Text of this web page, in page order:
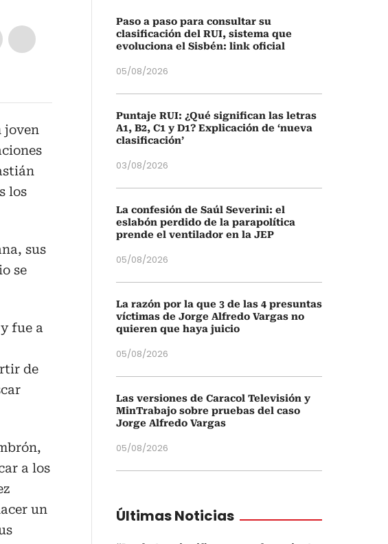
joven
los
sus
se
fue a
de
a los
un
Paso a paso para consultar su
clasificación del RUI, sistema que
evoluciona el Sisbén: link oficial
05/08/2026
Puntaje RUI: ¿Qué significan las letras
A1, B2, C1 y D1? Explicación de ‘nueva
clasificación’
03/08/2026
La confesión de Saúl Severini: el
eslabón perdido de la parapolítica
prende el ventilador en la JEP
05/08/2026
La razón por la que 3 de las 4 presuntas
víctimas de Jorge Alfredo Vargas no
quieren que haya juicio
05/08/2026
Las versiones de Caracol Televisión y
MinTrabajo sobre pruebas del caso
Jorge Alfredo Vargas
05/08/2026
Últimas Noticias